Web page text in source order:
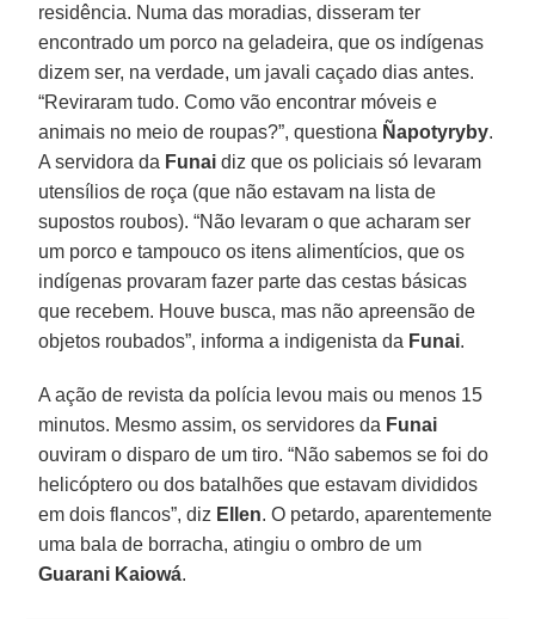
residência. Numa das moradias, disseram ter
encontrado um porco na geladeira, que os indígenas
dizem ser, na verdade, um javali caçado dias antes.
“Reviraram tudo. Como vão encontrar móveis e
animais no meio de roupas?”, questiona Ñapotyryby.
A servidora da Funai diz que os policiais só levaram
utensílios de roça (que não estavam na lista de
supostos roubos). “Não levaram o que acharam ser
um porco e tampouco os itens alimentícios, que os
indígenas provaram fazer parte das cestas básicas
que recebem. Houve busca, mas não apreensão de
objetos roubados”, informa a indigenista da Funai.
A ação de revista da polícia levou mais ou menos 15
minutos. Mesmo assim, os servidores da Funai
ouviram o disparo de um tiro. “Não sabemos se foi do
helicóptero ou dos batalhões que estavam divididos
em dois flancos”, diz Ellen. O petardo, aparentemente
uma bala de borracha, atingiu o ombro de um
Guarani Kaiowá.